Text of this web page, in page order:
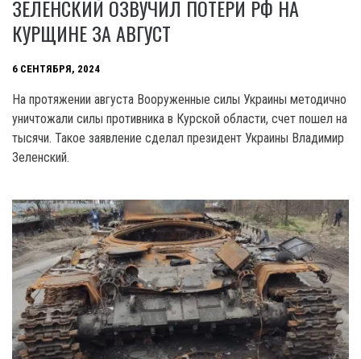
ЗЕЛЕНСКИЙ ОЗВУЧИЛ ПОТЕРИ РФ НА
КУРЩИНЕ ЗА АВГУСТ
6 СЕНТЯБРЯ, 2024
На протяжении августа Вооруженные силы Украины методично
уничтожали силы противника в Курской области, счет пошел на
тысячи. Такое заявление сделал президент Украины Владимир
Зеленский.